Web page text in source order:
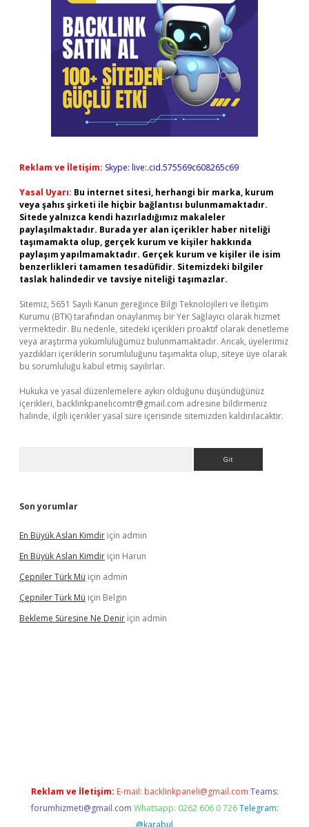
Reklam ve İletişim: Skype: live:.cid.575569c608265c69
Yasal Uyarı: Bu internet sitesi, herhangi bir marka, kurum
veya şahıs şirketi ile hiçbir bağlantısı bulunmamaktadır.
Sitede yalnızca kendi hazırladığımız makaleler
paylaşılmaktadır. Burada yer alan içerikler haber niteliği
taşımamakta olup, gerçek kurum ve kişiler hakkında
paylaşım yapılmamaktadır. Gerçek kurum ve kişiler ile isim
benzerlikleri tamamen tesadüfidir. Sitemizdeki bilgiler
taslak halindedir ve tavsiye niteliği taşımazlar.
Sitemiz, 5651 Sayılı Kanun gereğince Bilgi Teknolojileri ve İletişim
Kurumu (BTK) tarafından onaylanmış bir Yer Sağlayıcı olarak hizmet
vermektedir. Bu nedenle, sitedeki içerikleri proaktif olarak denetleme
veya araştırma yükümlülüğümüz bulunmamaktadır. Ancak, üyelerimiz
yazdıkları içeriklerin sorumluluğunu taşımakta olup, siteye üye olarak
bu sorumluluğu kabul etmiş sayılırlar.
Hukuka ve yasal düzenlemelere aykırı olduğunu düşündüğünüz
içerikleri, backlinkpanelicomtr@gmail.com adresine bildirmeniz
halinde, ilgili içerikler yasal süre içerisinde sitemizden kaldırılacaktır.
Son yorumlar
En Büyük Aslan Kimdir için admin
En Büyük Aslan Kimdir için Harun
Çepniler Türk Mü için admin
Çepniler Türk Mü için Belgin
Bekleme Süresine Ne Denir için admin
Reklam ve İletişim: E-mail: backlinkpaneli@gmail.com Teams:
forumhizmeti@gmail.com Whatsapp: 0262 606 0 726 Telegram:
@karabul